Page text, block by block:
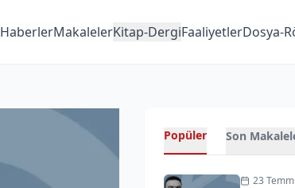
HaberlerMakalelerKitap-DergiFaaliyetlerDosya-
Popüler Son
23